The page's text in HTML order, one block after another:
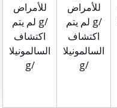
للأمراض
/g لم يتم
اكتشاف
السالمونيلا
/g
للأمراض
/g لم يتم
اكتشاف
السالمونيلا
/g